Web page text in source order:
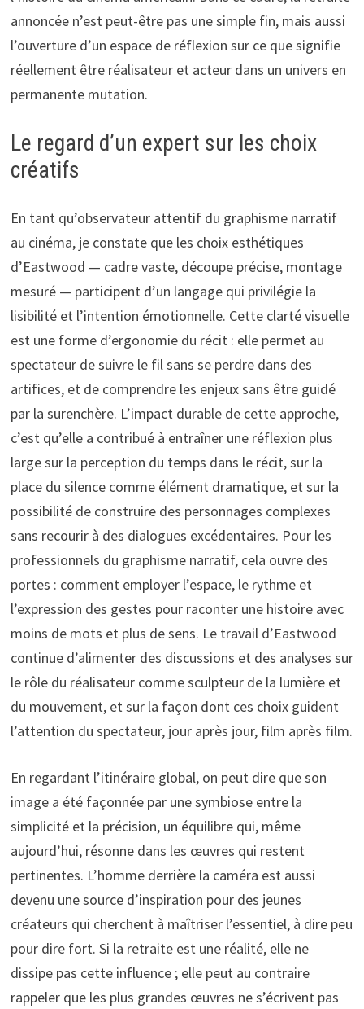
annoncée n’est peut-être pas une simple fin, mais aussi
l’ouverture d’un espace de réflexion sur ce que signifie
réellement être réalisateur et acteur dans un univers en
permanente mutation.
Le regard d’un expert sur les choix
créatifs
En tant qu’observateur attentif du graphisme narratif
au cinéma, je constate que les choix esthétiques
d’Eastwood — cadre vaste, découpe précise, montage
mesuré — participent d’un langage qui privilégie la
lisibilité et l’intention émotionnelle. Cette clarté visuelle
est une forme d’ergonomie du récit : elle permet au
spectateur de suivre le fil sans se perdre dans des
artifices, et de comprendre les enjeux sans être guidé
par la surenchère. L’impact durable de cette approche,
c’est qu’elle a contribué à entraîner une réflexion plus
large sur la perception du temps dans le récit, sur la
place du silence comme élément dramatique, et sur la
possibilité de construire des personnages complexes
sans recourir à des dialogues excédentaires. Pour les
professionnels du graphisme narratif, cela ouvre des
portes : comment employer l’espace, le rythme et
l’expression des gestes pour raconter une histoire avec
moins de mots et plus de sens. Le travail d’Eastwood
continue d’alimenter des discussions et des analyses sur
le rôle du réalisateur comme sculpteur de la lumière et
du mouvement, et sur la façon dont ces choix guident
l’attention du spectateur, jour après jour, film après film.
En regardant l’itinéraire global, on peut dire que son
image a été façonnée par une symbiose entre la
simplicité et la précision, un équilibre qui, même
aujourd’hui, résonne dans les œuvres qui restent
pertinentes. L’homme derrière la caméra est aussi
devenu une source d’inspiration pour des jeunes
créateurs qui cherchent à maîtriser l’essentiel, à dire peu
pour dire fort. Si la retraite est une réalité, elle ne
dissipe pas cette influence ; elle peut au contraire
rappeler que les plus grandes œuvres ne s’écrivent pas